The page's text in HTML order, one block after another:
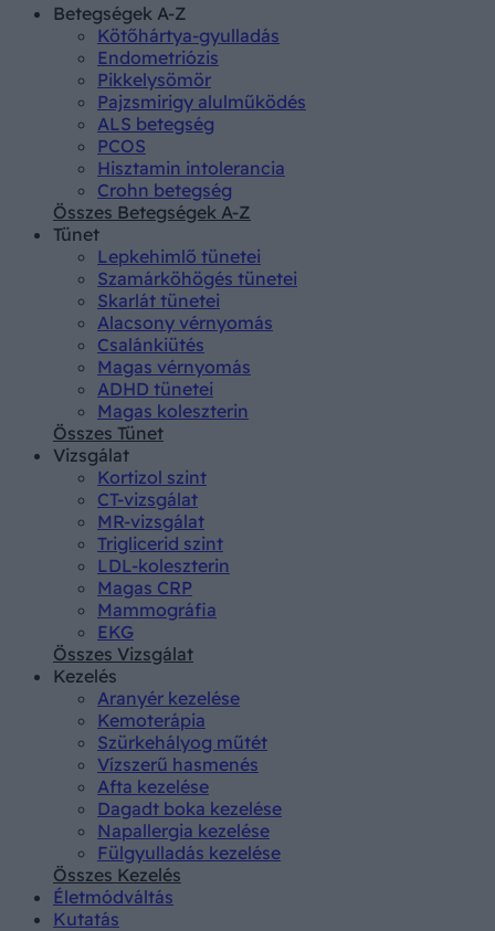
Betegségek A-Z
Kötőhártya-gyulladás
Endometriózis
Pikkelysömör
Pajzsmirigy alulműködés
ALS betegség
PCOS
Hisztamin intolerancia
Crohn betegség
Összes Betegségek A-Z
Tünet
Lepkehimlő tünetei
Szamárköhögés tünetei
Skarlát tünetei
Alacsony vérnyomás
Csalánkiütés
Magas vérnyomás
ADHD tünetei
Magas koleszterin
Összes Tünet
Vizsgálat
Kortizol szint
CT-vizsgálat
MR-vizsgálat
Triglicerid szint
LDL-koleszterin
Magas CRP
Mammográfia
EKG
Összes Vizsgálat
Kezelés
Aranyér kezelése
Kemoterápia
Szürkehályog műtét
Vízszerű hasmenés
Afta kezelése
Dagadt boka kezelése
Napallergia kezelése
Fülgyulladás kezelése
Összes Kezelés
Életmódváltás
Kutatás